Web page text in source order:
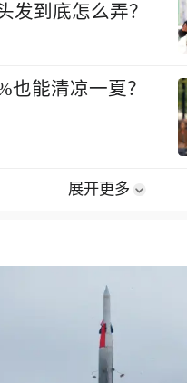
发到底怎么弄？
也能清凉一夏？
展开更多